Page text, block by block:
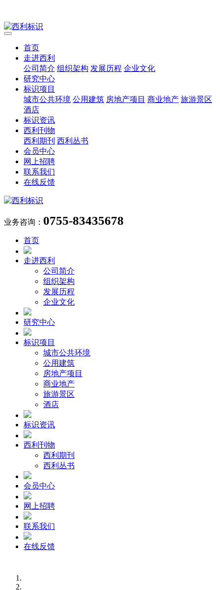
首页
走进西利
公司简介 组织架构 发展历程 企业文化
研究中心
标识项目
城市公共环境 公用建筑 房地产项目 商业地产 旅游景区
酒店
标识资讯
西利刊物
西利期刊 西利丛书
会员中心
网上招聘
联系我们
在线反馈
业务咨询： 0755-83435678
首页
走进西利
公司简介
组织架构
发展历程
企业文化
研究中心
标识项目
城市公共环境
公用建筑
房地产项目
商业地产
旅游景区
酒店
标识资讯
西利刊物
西利期刊
西利丛书
会员中心
网上招聘
联系我们
在线反馈